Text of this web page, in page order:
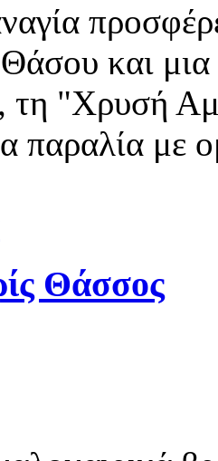
και
τη "Χρυσή
παραλία με
Θάσσος